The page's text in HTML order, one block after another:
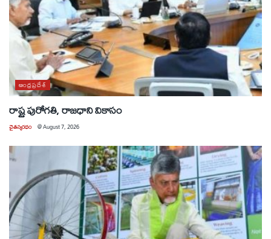
ఆంధ్రప్రదేశ్
రాష్ట్ర పురోగతి, రాజధాని వికాసం
చైతన్యరధం @August 7, 2026